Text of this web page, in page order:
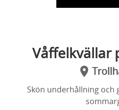
Våffelkvällar
Skön underhållning och